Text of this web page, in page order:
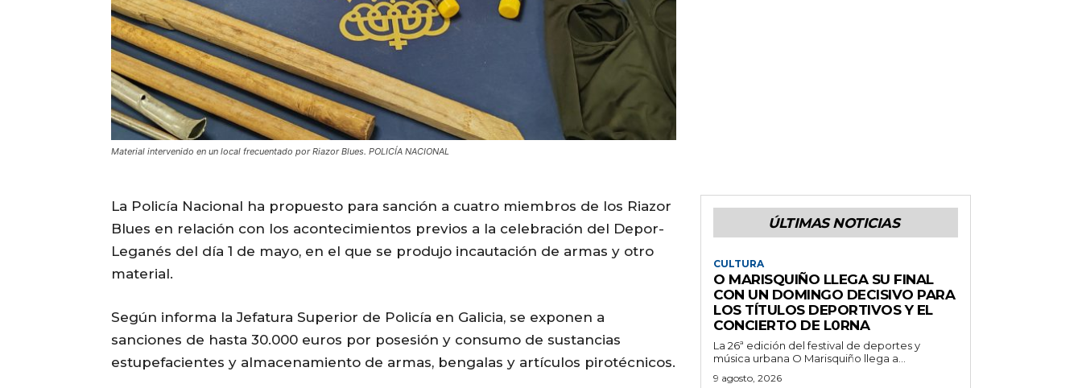
Material intervenido en un local frecuentado por Riazor Blues. POLICÍA NACIONAL
La Policía Nacional ha propuesto para sanción a cuatro miembros de los Riazor
Blues en relación con los acontecimientos previos a la celebración del Depor-
Leganés del día 1 de mayo, en el que se produjo incautación de armas y otro
material.
Según informa la Jefatura Superior de Policía en Galicia, se exponen a
sanciones de hasta 30.000 euros por posesión y consumo de sustancias
estupefacientes y almacenamiento de armas, bengalas y artículos pirotécnicos.
ÚLTIMAS NOTICIAS
CULTURA
O MARISQUIÑO LLEGA SU FINAL
CON UN DOMINGO DECISIVO PARA
LOS TÍTULOS DEPORTIVOS Y EL
CONCIERTO DE L0RNA
La 26ª edición del festival de deportes y
música urbana O Marisquiño llega a...
9 agosto, 2026